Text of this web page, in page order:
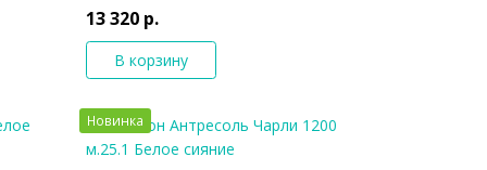
13 320 р.
В корзину
Новинка